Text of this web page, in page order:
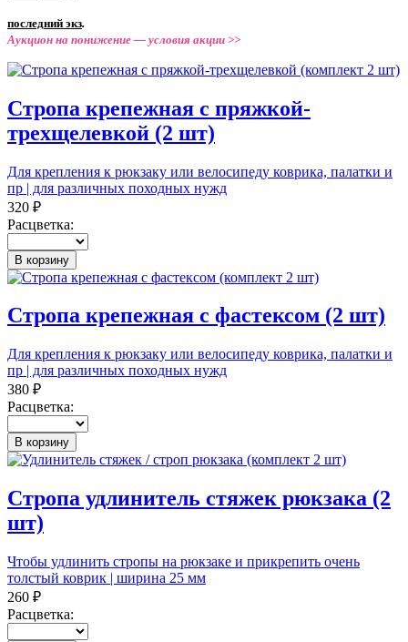
последний экз.
Аукцион на понижение — условия акции >>
Стропа крепежная с пряжкой-
трехщелевкой (2 шт)
Для крепления к рюкзаку или велосипеду коврика, палатки и
пр | для различных походных нужд
320 ₽
Расцветка:
В корзину
Стропа крепежная с фастексом (2 шт)
Для крепления к рюкзаку или велосипеду коврика, палатки и
пр | для различных походных нужд
380 ₽
Расцветка:
В корзину
Стропа удлинитель стяжек рюкзака (2
шт)
Чтобы удлинить стропы на рюкзаке и прикрепить очень
толстый коврик | ширина 25 мм
260 ₽
Расцветка: